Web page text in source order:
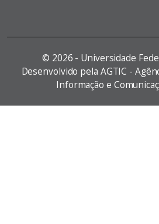
© 2026 - Universidade
Desenvolvido pela AGTIC -
Informação e